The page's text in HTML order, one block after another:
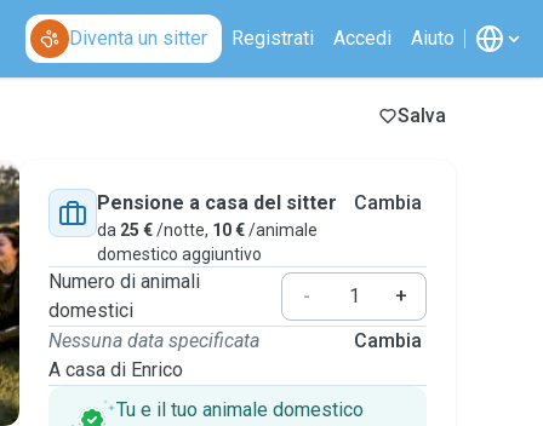
Diventa un sitter Registrati Accedi Aiuto
Salva
Pensione a casa del sitter
da 25 €/notte, 10 €/animale
domestico aggiuntivo
Cambia
Numero di animali
domestici
-
+
Nessuna data specificata
A casa di Enrico
Cambia
Tu e il tuo animale domestico